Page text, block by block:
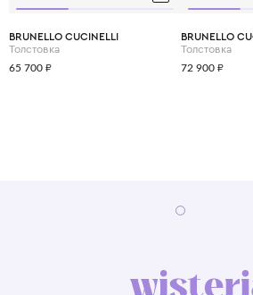
BRUNELLO CUCINELLI
Толстовка
65 700 ₽
BRUNELLO
Толстовка
72 900 ₽